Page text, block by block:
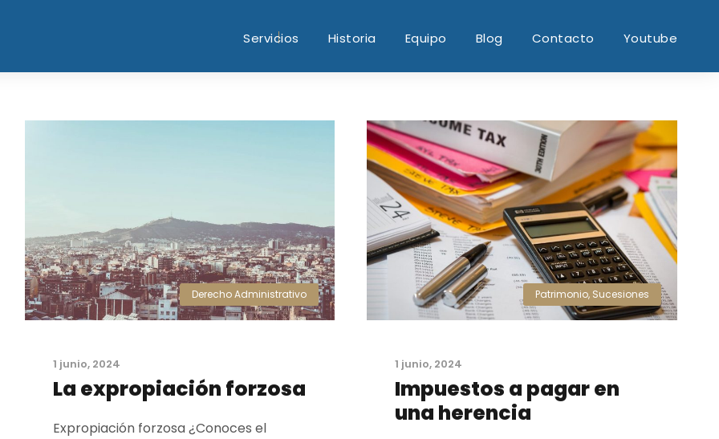
Servicios Historia Equipo Blog Contacto Youtube
Derecho Administrativo
1 junio, 2024
La expropiación forzosa
Expropiación forzosa ¿Conoces el
Patrimonio, Sucesiones
1 junio, 2024
Impuestos a pagar en
una herencia